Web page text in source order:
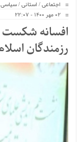
اجتماعی/ استانی/سیاسی
۰۲ مهر ۱۴۰۰ - ۲۲:۰۷
افسانه شکست
رزمندگان